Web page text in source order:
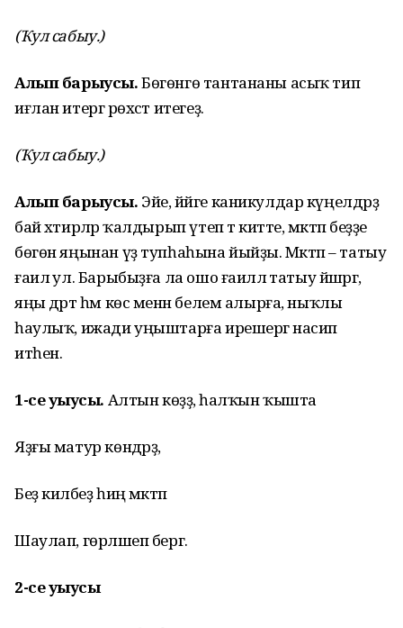
(Ҡул сабыу.)
Алып барыусы.Бөгөнгө тантананы асыҡ тип
иғлан итергә рөхсәт итегеҙ.
(Ҡул сабыу.)
Алып барыусы. Эйе, йәйге каникулдар күңелдәрҙә
бай хәтирәләр ҡалдырып үтеп тә китте, мәктәп беҙҙе
бөгөн яңынан үҙ тупһаһына йыйҙы. Мәктәп – татыу
ғаилә ул. Барыбыҙға ла ошо ғаиләлә татыу йәшәргә,
яңы дәрт һәм көс менән белем алырға, ныҡлы
һаулыҡ, ижади уңыштарға ирешергә насип
итһен.
1-се уҡыусы. Алтын көҙҙә, һалҡын ҡышта
Яҙғы матур көндәрҙә,
Беҙ киләбеҙ һиңә мәктәп
Шаулап, гөрләшеп бергә.
2-се уҡыусы